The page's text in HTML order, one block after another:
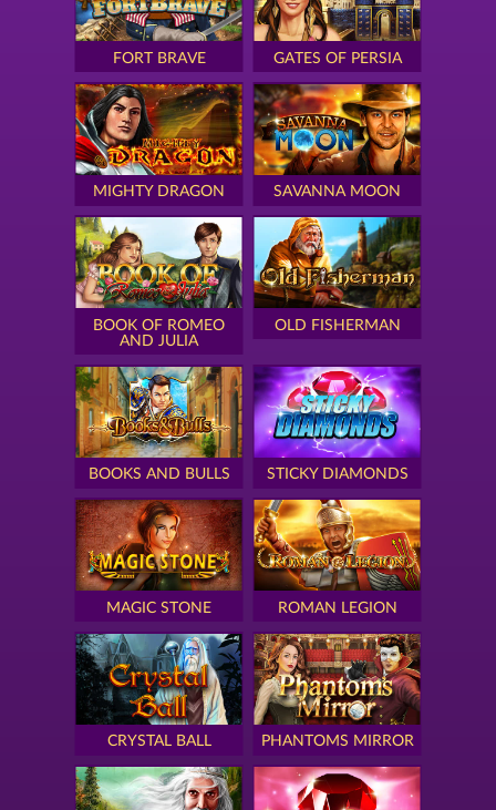
FORT BRAVE GATES OF PERSIA
MIGHTY DRAGON SAVANNA MOON
BOOK OF ROMEO
AND JULIA
OLD FISHERMAN
BOOKS AND BULLS STICKY DIAMONDS
MAGIC STONE ROMAN LEGION
CRYSTAL BALL PHANTOMS MIRROR